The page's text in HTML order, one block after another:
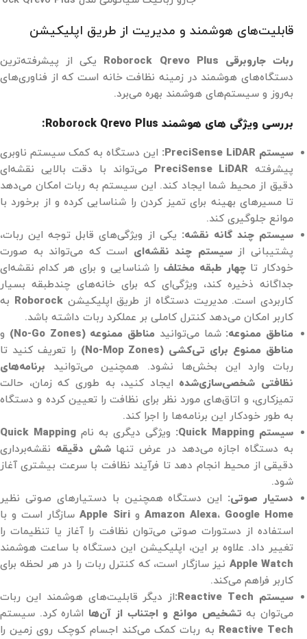
قابلیت‌های هوشمند و مدیریت از طریق اپلیکیشن
ربات جاروبرقی Roborock Qrevo Plus یکی از پیشرفته‌ترین
دستگاه‌های هوشمند در زمینه نظافت خانه است که از فناوری‌های
به‌روز و سیستم‌های هوشمند بهره می‌برد.
بررسی ویژگی های هوشمند Roborock Qrevo Plus:
سیستم PreciSense LiDAR:
این دستگاه به کمک سیستم ناوبری
پیشرفته PreciSense LiDAR می‌تواند با دقت بالایی نقشه‌ای
دقیق از محیط شما ایجاد کند. این سیستم به ربات امکان می‌دهد
تا مسیرهای بهینه برای تمیز کردن را شناسایی کرده و از برخورد با
موانع جلوگیری کند.
سیستم چند گانه نقشه: یکی از ویژگی‌های قابل توجه این ربات،
پشتیبانی ازسیستم چند نقشه‌ای است که می‌تواند به صورت
خودکار تاچهار طبقه مختلفرا شناسایی و برای هر کدام نقشه‌ای
جداگانه ذخیره کند، ویژگی‌ای که برای خانه‌های چندطبقه بسیار
کاربردی است​. مدیریت دستگاه از طریق اپلیکیشنRoborock به
کاربر امکان می‌دهد کنترل کاملی بر عملکرد ربات داشته باشد.
مناطق ممنوعه: شما می‌توانید مناطق ممنوعه (No-Go Zones)
و
مناطق ممنوع برای تی‌کشی (No-Mop Zones)
را تعریف کنید تا
ربات وارد این بخش‌ها نشود. همچنین می‌توانید برنامه‌های
نظافتی شخصی‌سازی‌شده ایجاد کنید، به طوری که زمان، حالت
تمیزکاری، و اتاق‌های مورد نظر برای نظافت را تعیین کرده و دستگاه
به طور خودکار این برنامه‌ها را اجرا کند.
سیستم Quick Mapping:
ویژگی دیگری به نام Quick Mapping
به دستگاه اجازه می‌دهد در عرض تنهاشش دقیقه نقشه‌برداری
دقیقی از محیط انجام دهد تا فرآیند نظافت با سرعت بیشتری آغاز
شود​.
دستیار صوتی: این دستگاه همچنین با دستیارهای صوتی نظیر
Amazon Alexa، Google Home وApple Siriسازگار است و با
استفاده از دستورات صوتی می‌توان نظافت را آغاز یا تنظیمات را
تغییر داد. علاوه بر این، اپلیکیشن این دستگاه با ساعت هوشمند
Apple Watch نیز سازگار است، که کنترل ربات را در هر لحظه برای
کاربر فراهم می‌کند​.
سیستم Reactive Tech:
از دیگر قابلیت‌های هوشمند این ربات
می‌توان به تشخیص موانع و اجتناب از آن‌ها اشاره کرد. سیستم
Reactive Tech به ربات کمک می‌کند اجسام کوچک روی زمین را